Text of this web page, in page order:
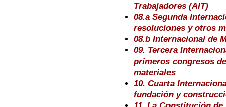
Trabajadores (AIT)
08.a Segunda
resoluciones y otros
08.b Internacional de
09. Tercera
primeros congresos
materiales
10. Cuarta
fundación y